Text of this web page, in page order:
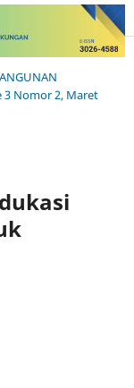
3 Nomor 2, Maret